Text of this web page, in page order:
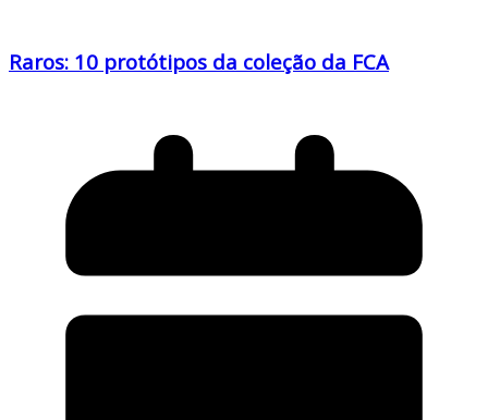
Raros: 10 protótipos da coleção da FCA